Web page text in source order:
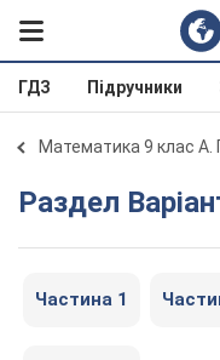
ГДЗ Підручники
Математика 9 клас А.
Раздел
Частина 1